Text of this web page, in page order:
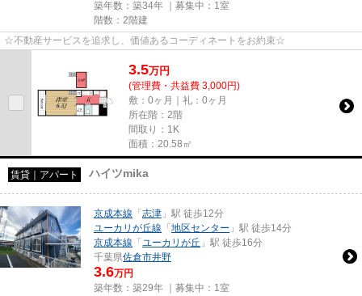
築年数：築34年 ｜募集中： 1室
階数：2階建
☆不動産サービスを追求し、価値あるコーディネートをお約束☆
3.5万円
(管理費・共益費 3,000円)
敷：0ヶ月｜礼：0ヶ月
所在階：2階
間取り：1K
面積：20.58㎡
賃貸｜アパート ハイツmika
京成本線 「 志津 」駅 徒歩12分
ユーカリが丘線 「 地区センター 」駅 徒歩14分
京成本線 「 ユーカリが丘 」駅 徒歩16分
千葉県佐倉市井野
3.6万円
築年数：築29年 ｜募集中： 1室